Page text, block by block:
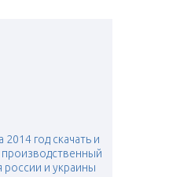
2014 год скачать и
производственный
россии и украины